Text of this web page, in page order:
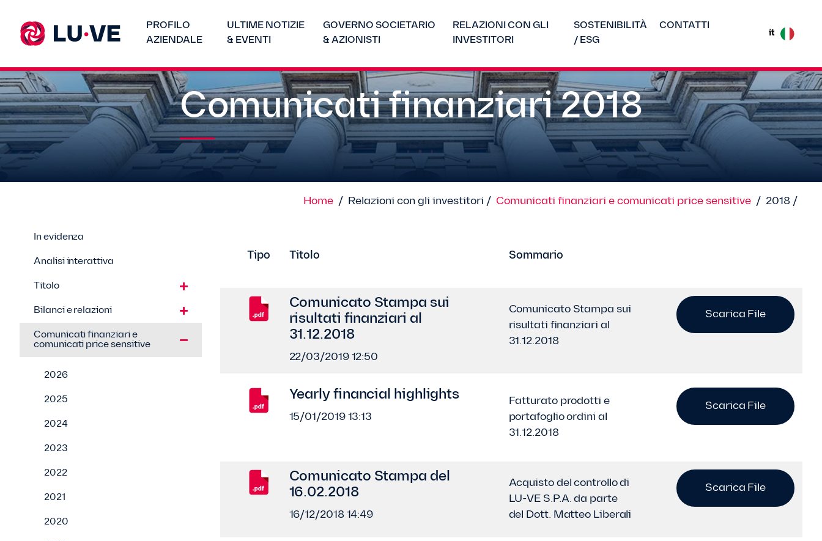
PROFILO
AZIENDALE
ULTIME NOTIZIE
& EVENTI
GOVERNO SOCIETARIO
& AZIONISTI
RELAZIONI CON GLI
INVESTITORI
SOSTENIBILITÀ
/ ESG
CONTATTI
it
Comunicati finanziari 2018
Home / Relazioni con gli investitori / Comunicati finanziari e comunicati price sensitive / 2018 /
In evidenza
Analisi interattiva
Titolo
Bilanci e relazioni
Comunicati finanziari e
comunicati price sensitive
2026
2025
2024
2023
2022
2021
2020
Tipo Titolo Sommario
Comunicato Stampa sui
risultati finanziari al
31.12.2018
22/03/2019 12:50
Comunicato Stampa sui
risultati finanziari al
31.12.2018
Scarica File
Yearly financial highlights
15/01/2019 13:13
Fatturato prodotti e
portafoglio ordini al
31.12.2018
Scarica File
Comunicato Stampa del
16.02.2018
16/12/2018 14:49
Acquisto del controllo di
LU-VE S.P.A. da parte
del Dott. Matteo Liberali
Scarica File